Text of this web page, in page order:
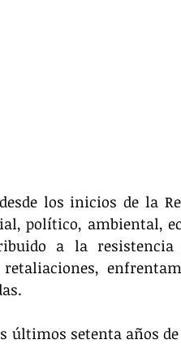
los inicios de la
político, ambiental,
a la
retaliaciones,
últimos setenta años